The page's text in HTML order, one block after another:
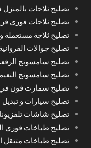
تصليح ثلاجات
تصليح ثلاجات فوري
تصليح ثلاجة مستعملة
تصليح جوالات
تصليح سامسونج
تصليح سامسونج
تصليح سمارت فون في
تصليح سيارات و تبديل
تصليح شاشات
تصليح طباخات فوري
تصليح طباخات متنقل